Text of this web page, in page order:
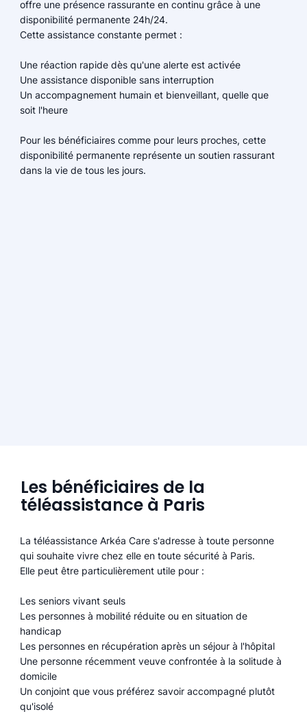
offre une présence rassurante en continu grâce à une
disponibilité permanente 24h/24.
Cette assistance constante permet :
Une réaction rapide dès qu'une alerte est activée
Une assistance disponible sans interruption
Un accompagnement humain et bienveillant, quelle que
soit l'heure
Pour les bénéficiaires comme pour leurs proches, cette
disponibilité permanente représente un soutien rassurant
dans la vie de tous les jours.
Les bénéficiaires de la
téléassistance à Paris
La téléassistance Arkéa Care s'adresse à toute personne
qui souhaite vivre chez elle en toute sécurité à Paris.
Elle peut être particulièrement utile pour :
Les seniors vivant seuls
Les personnes à mobilité réduite ou en situation de
handicap
Les personnes en récupération après un séjour à l'hôpital
Une personne récemment veuve confrontée à la solitude à
domicile
Un conjoint que vous préférez savoir accompagné plutôt
qu'isolé